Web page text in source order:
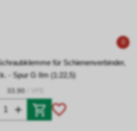
für Schienenverbinder,
- Spur G IIm (1:22,5)
33.90